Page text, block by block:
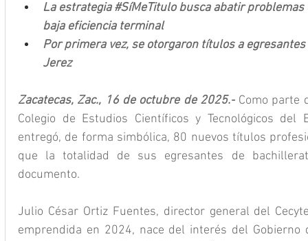
La estrategia #SíMeTitulo busca abatir problemas
baja eficiencia terminal
Por primera vez, se otorgaron títulos a
Jerez
Zacatecas, Zac., 16 de octubre de 2025.- Como parte
Colegio de Estudios Científicos y Tecnológicos del
entregó, de forma simbólica, 80 nuevos títulos
que la totalidad de sus egresantes de
documento.
Julio César Ortiz Fuentes, director general del
emprendida en 2024, nace del interés del Gobierno